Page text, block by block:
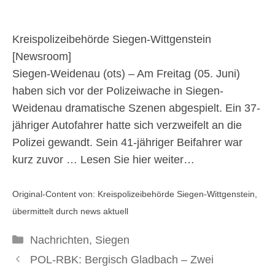
8. Juni 2026
Kreispolizeibehörde Siegen-Wittgenstein
[Newsroom]
Siegen-Weidenau (ots) – Am Freitag (05. Juni)
haben sich vor der Polizeiwache in Siegen-
Weidenau dramatische Szenen abgespielt. Ein 37-
jähriger Autofahrer hatte sich verzweifelt an die
Polizei gewandt. Sein 41-jähriger Beifahrer war
kurz zuvor … Lesen Sie hier weiter…
Original-Content von: Kreispolizeibehörde Siegen-Wittgenstein,
übermittelt durch news aktuell
Kategorien
Nachrichten, Siegen
POL-RBK: Bergisch Gladbach – Zwei